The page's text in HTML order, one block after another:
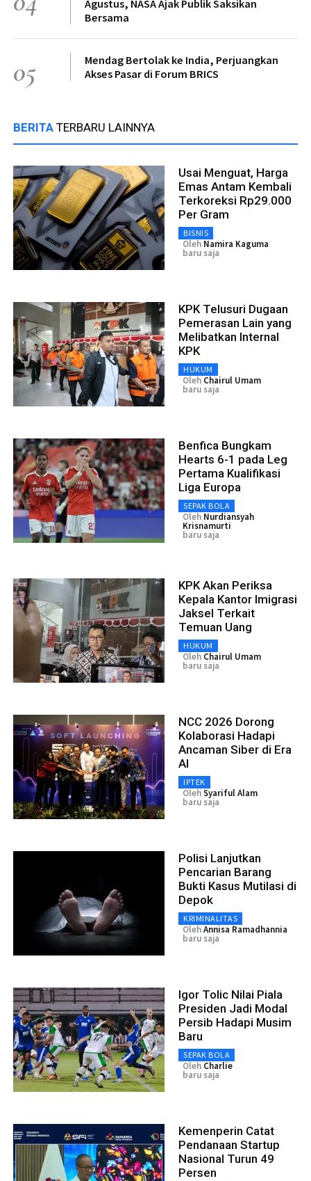
Agustus, NASA Ajak Publik Saksikan
Bersama
05
Mendag Bertolak ke India, Perjuangkan
Akses Pasar di Forum BRICS
BERITA TERBARU LAINNYA
Usai Menguat, Harga
Emas Antam Kembali
Terkoreksi Rp29.000
Per Gram
BISNIS
Oleh Namira Kaguma
baru saja
KPK Telusuri Dugaan
Pemerasan Lain yang
Melibatkan Internal
KPK
HUKUM
Oleh Chairul Umam
baru saja
Benfica Bungkam
Hearts 6-1 pada Leg
Pertama Kualifikasi
Liga Europa
SEPAK BOLA
Oleh Nurdiansyah
Krisnamurti
baru saja
KPK Akan Periksa
Kepala Kantor Imigrasi
Jaksel Terkait
Temuan Uang
HUKUM
Oleh Chairul Umam
baru saja
NCC 2026 Dorong
Kolaborasi Hadapi
Ancaman Siber di Era
AI
IPTEK
OlehSyariful Alam
baru saja
Polisi Lanjutkan
Pencarian Barang
Bukti Kasus Mutilasi di
Depok
KRIMINALITAS
OlehAnnisa Ramadhannia
baru saja
Igor Tolic Nilai Piala
Presiden Jadi Modal
Persib Hadapi Musim
Baru
SEPAK BOLA
Oleh Charlie
baru saja
Kemenperin Catat
Pendanaan Startup
Nasional Turun 49
Persen